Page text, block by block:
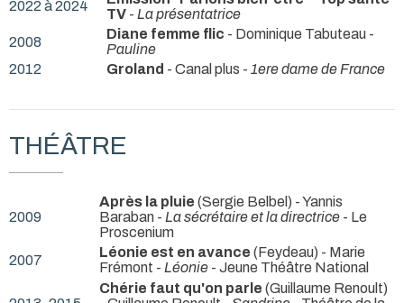
2022 à 2024
TV - La présentatrice
2008
Diane femme flic - Dominique Tabuteau -
Pauline
2012
Groland - Canal plus - 1ere dame de France
THÉÂTRE
2009
Après la pluie (Sergie Belbel) - Yannis
Baraban - La sécrétaire et la directrice - Le
Proscenium
2007
Léonie est en avance (Feydeau) - Marie
Frémont - Léonie - Jeune Théâtre National
Chérie faut qu'on parle (Guillaume Renoult)